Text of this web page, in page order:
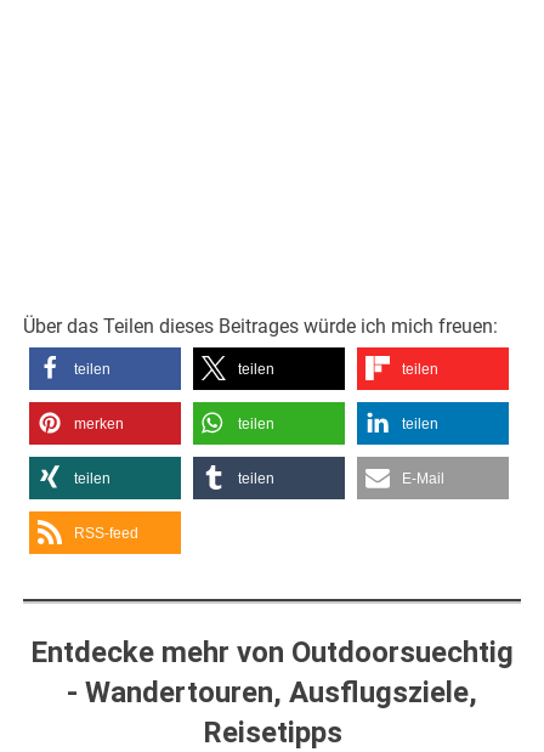
Über das Teilen dieses Beitrages würde ich mich freuen:
teilen teilen teilen
merken teilen teilen
teilen teilen E-Mail
RSS-feed
Entdecke mehr von Outdoorsuechtig
- Wandertouren, Ausflugsziele,
Reisetipps